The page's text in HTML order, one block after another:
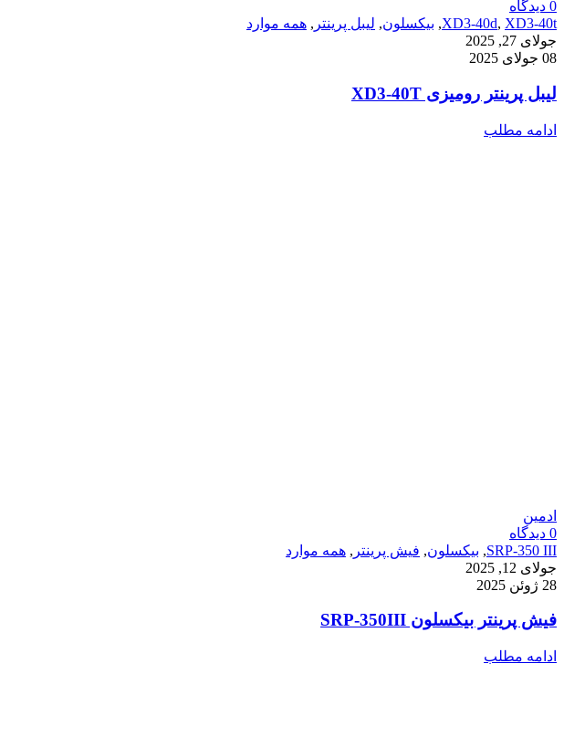
0 دیدگاه
XD3-40d, XD3-40t
, بیکسلون, لیبل پرینتر , همه موارد
جولای 27, 2025
08 جولای 2025
لیبل پرینتر رومیزی XD3-40T
ادامه مطلب
ادمین
0 دیدگاه
SRP-350 III
, بیکسلون, فیش پرینتر , همه موارد
جولای 12, 2025
28 ژوئن 2025
فیش پرینتر بیکسلون SRP-350III
ادامه مطلب